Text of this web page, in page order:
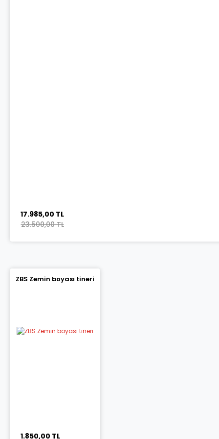
17.985,00 TL
23.500,00 TL
ZBS Zemin boyası tineri
1.850,00 TL